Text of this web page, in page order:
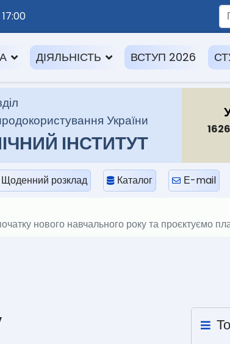
ДІЯЛЬНІСТЬ ВСТУП 2026
України
ІНСТИТУТ
Щоденний розклад Каталог Е-mail
нового навчального року та проєктуємо